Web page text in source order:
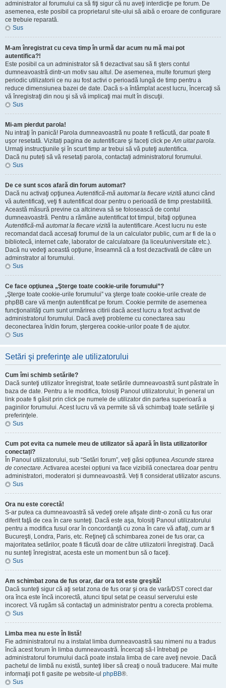
administrator al forumului ca să fiţi sigur că nu aveţi interdicţie pe forum. De
asemenea, este posibil ca proprietarul site-ului să aibă o eroare de configurare
ce trebuie reparată.
Sus
M-am înregistrat cu ceva timp în urmă dar acum nu mă mai pot
autentifica?!
Este posibil ca un administrator să fi dezactivat sau să fi şters contul
dumneavoastră dintr-un motiv sau altul. De asemenea, multe forumuri şterg
periodic utilizatorii ce nu au fost activi o perioadă lungă de timp pentru a
reduce dimensiunea bazei de date. Dacă s-a întâmplat acest lucru, încercaţi să
vă înregistraţi din nou şi să vă implicaţi mai mult în discuţii.
Sus
Mi-am pierdut parola!
Nu intraţi în panică! Parola dumneavoastră nu poate fi refăcută, dar poate fi
uşor resetată. Vizitați pagina de autentificare şi faceți click peAm uitat parola.
Urmaţi instrucţiunile şi în scurt timp ar trebui să vă puteţi autentifica.
Dacă nu puteți să vă resetați parola, contactați administratorul forumului.
Sus
De ce sunt scos afară din forum automat?
Dacă nu activaţi opţiuneaAutentifică-mă automat la fiecare vizită atunci când
vă autentificaţi, veţi fi autentificat doar pentru o perioadă de timp prestabilită.
Această măsură previne ca altcineva să se folosească de contul
dumneavoastră. Pentru a rămâne autentificat tot timpul, bifaţi opţiunea
Autentifică-mă automat la fiecare vizită la autentificare. Acest lucru nu este
recomandat dacă accesaţi forumul de la un calculator public, cum ar fi de la o
bibliotecă, internet cafe, laborator de calculatoare (la liceu/universitate etc.).
Dacă nu vedeţi această opţiune, înseamnă că a fost dezactivată de către un
adminstrator al forumului.
Sus
Ce face opţiunea „Şterge toate cookie-urile forumului”?
„Şterge toate cookie-urile forumului” va şterge toate cookie-urile create de
phpBB care vă menţin autentificat pe forum. Cookie permite de asemenea
funcţionalităţi cum sunt urmărirea citirii dacă acest lucru a fost activat de
administratorul forumului. Dacă aveţi probleme cu conectarea sau
deconectarea în/din forum, ştergerea cookie-urilor poate fi de ajutor.
Sus
Setări şi preferinţe ale utilizatorului
Cum îmi schimb setările?
Dacă sunteţi utilizator înregistrat, toate setările dumneavoastră sunt păstrate în
baza de date. Pentru a le modifica, folosiţi Panoul utilizatorului; în general un
link poate fi găsit prin click pe numele de utilizator din partea superioară a
paginilor forumului. Acest lucru vă va permite să vă schimbaţi toate setările şi
preferinţele.
Sus
Cum pot evita ca numele meu de utilizator să apară în lista utilizatorilor
conectați?
În Panoul utilizatorului, sub “Setări forum”, veți găsi opțiuneaAscunde starea
de conectare. Activarea acestei opțiuni va face vizibilă conectarea doar pentru
administratori, moderatori și dumneavoastră. Veți fi considerat utilizator ascuns.
Sus
Ora nu este corectă!
S-ar putea ca dumneavoastră să vedeţi orele afişate dintr-o zonă cu fus orar
diferit faţă de cea în care sunteţi. Dacă este aşa, folosiţi Panoul utilizatorului
pentru a modifica fusul orar în concordanţă cu zona în care vă aflaţi, cum ar fi
Bucureşti, Londra, Paris, etc. Reţineţi că schimbarea zonei de fus orar, ca
majoritatea setărilor, poate fi făcută doar de către utilizatorii înregistraţi. Dacă
nu sunteţi înregistrat, acesta este un moment bun să o faceţi.
Sus
Am schimbat zona de fus orar, dar ora tot este greşită!
Dacă sunteţi sigur că aţi setat zona de fus orar şi ora de vară/DST corect dar
ora înca este încă incorectă, atunci tipul setat pe ceasul serverului este
incorect. Vă rugăm să contactaţi un administrator pentru a corecta problema.
Sus
Limba mea nu este în listă!
Fie administratorul nu a instalat limba dumneavoastră sau nimeni nu a tradus
încă acest forum în limba dumneavoastră. Încercaţi să-l întrebaţi pe
administratorul forumului dacă poate instala limba de care aveţi nevoie. Dacă
pachetul de limbă nu există, sunteţi liber să creaţi o nouă traducere. Mai multe
informaţii pot fi gasite pe website-ul phpBB®.
Sus